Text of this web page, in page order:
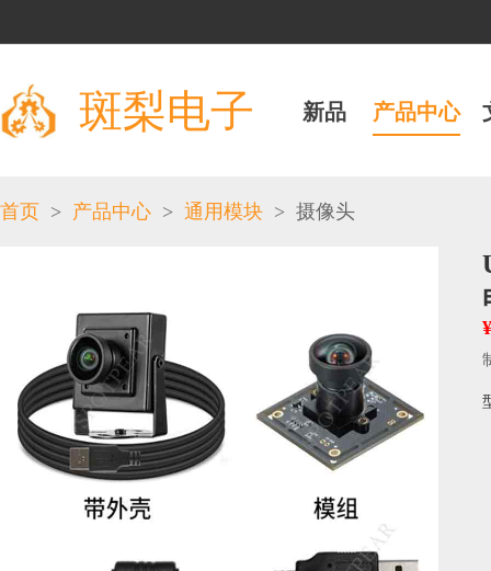
斑梨电子 新品 产品中心
首页 > 产品中心 > 通用模块 > 摄像头